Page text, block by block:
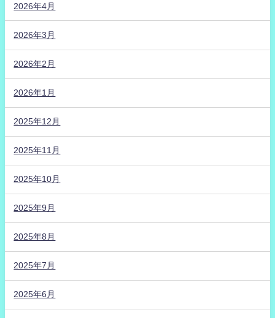
2026年4月
2026年3月
2026年2月
2026年1月
2025年12月
2025年11月
2025年10月
2025年9月
2025年8月
2025年7月
2025年6月